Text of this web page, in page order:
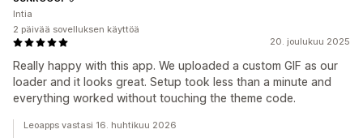
20. joulukuu 2025
Really happy with this app. We uploaded a custom GIF as our
loader and it looks great. Setup took less than a minute and
everything worked without touching the theme code.
Intia
2 päivää sovelluksen käyttöä
Leoapps vastasi 16. huhtikuu 2026